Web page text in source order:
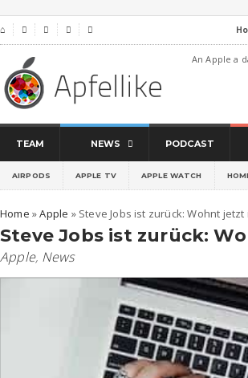
⌂    
An Apple a
TEAM NEWS PODCAST
AIRPODS APPLE TV APPLE WATCH
Home »Apple » Steve Jobs ist zurück: Wohnt
Steve Jobs ist zurück:
Apple, News